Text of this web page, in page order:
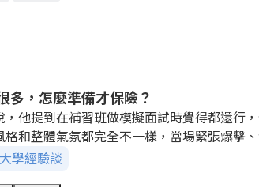
多，怎麼準備才保險？
他提到在補習班做模擬面試時覺得都還行
格和整體氣氛都完全不一樣，當場緊張爆擊
學經驗談